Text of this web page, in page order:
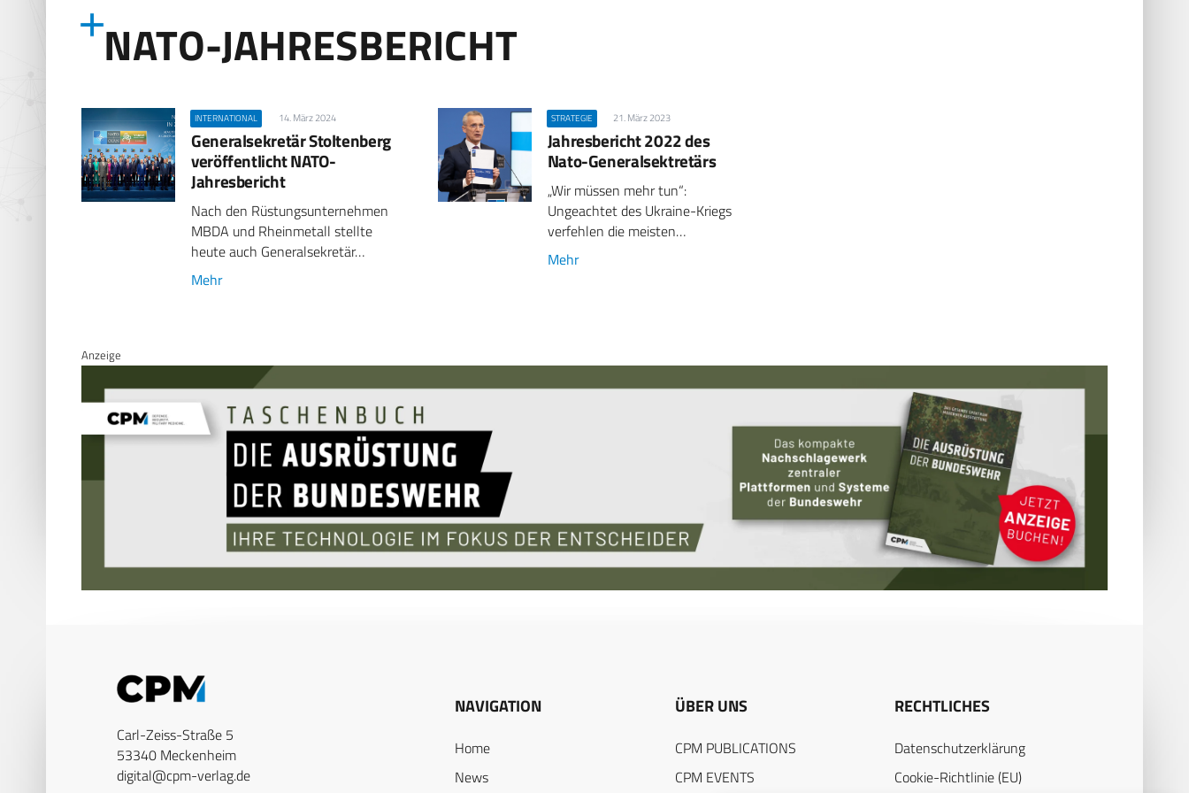
NATO-JAHRESBERICHT
INTERNATIONAL 14. März 2024
Generalsekretär Stoltenberg
veröffentlicht NATO-
Jahresbericht
Nach den Rüstungsunternehmen
MBDA und Rheinmetall stellte
heute auch Generalsekretär…
Mehr
STRATEGIE 21. März 2023
Jahresbericht 2022 des
Nato-Generalsektretärs
„Wir müssen mehr tun“:
Ungeachtet des Ukraine-Kriegs
verfehlen die meisten…
Mehr
Anzeige
Carl-Zeiss-Straße 5
53340 Meckenheim
digital@cpm-verlag.de
NAVIGATION
Home
News
ÜBER UNS
CPM PUBLICATIONS
CPM EVENTS
RECHTLICHES
Datenschutzerklärung
Cookie-Richtlinie (EU)